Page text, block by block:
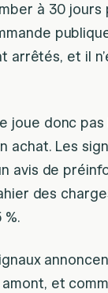
à 30 jours
et il
joue donc
achat. Les
avis de
des
et